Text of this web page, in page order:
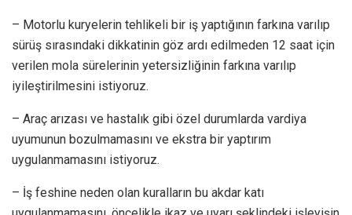
– Motorlu kuryelerin tehlikeli bir iş yaptığının farkına varılıp
sürüş sırasındaki dikkatinin göz ardı edilmeden 12 saat için
verilen mola sürelerinin yetersizliğinin farkına varılıp
iyileştirilmesini istiyoruz.
– Araç arızası ve hastalık gibi özel durumlarda vardiya
uyumunun bozulmamasını ve ekstra bir yaptırım
uygulanmamasını istiyoruz.
– İş feshine neden olan kuralların bu akdar katı